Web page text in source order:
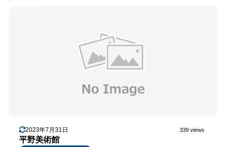
2023年7月31日 339 views
平野美術館